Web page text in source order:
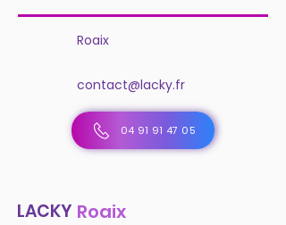
Roaix
contact@lacky.fr
04 91 91 47 05
LACKY Roaix